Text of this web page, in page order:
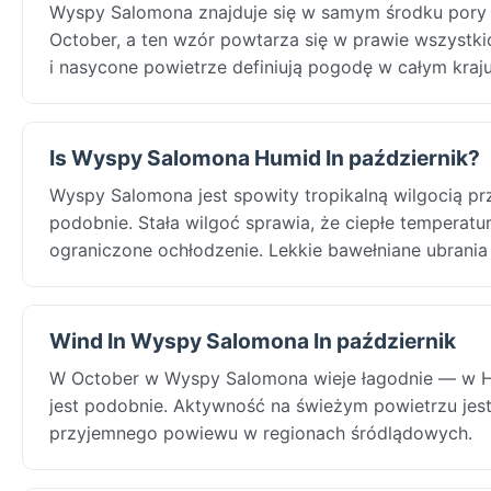
Wyspy Salomona znajduje się w samym środku
October, a ten wzór powtarza się w prawie
i nasycone powietrze definiują pogodę w całym
Is Wyspy Salomona Humid In październik?
Wyspy Salomona jest spowity tropikalną wilgocią
podobnie. Stała wilgoć sprawia, że ciepłe
ograniczone ochłodzenie. Lekkie bawełniane
Wind In Wyspy Salomona In październik
W October w Wyspy Salomona wieje łagodnie — w
jest podobnie. Aktywność na świeżym powietrzu
przyjemnego powiewu w regionach śródlądowych.